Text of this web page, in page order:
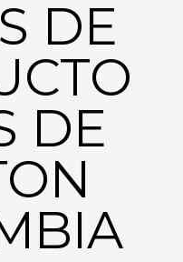
DE
DE